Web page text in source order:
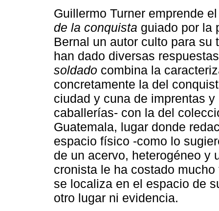
Guillermo Turner emprende
de la conquista guiado por la
Bernal un autor culto para
han dado diversas
soldado combina la
concretamente la del
ciudad y cuna de imprentas
caballerías- con la del
Guatemala, lugar donde
espacio físico -como lo
de un acervo, heterogéneo y
cronista le ha costado
se localiza en el espacio de
otro lugar ni evidencia.